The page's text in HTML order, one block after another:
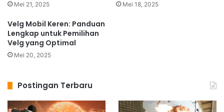
Mei 21, 2025 Mei 18, 2025
Velg Mobil Keren: Panduan
Lengkap untuk Pemilihan
Velg yang Optimal
Mei 20, 2025
Postingan Terbaru